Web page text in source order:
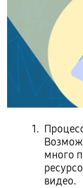
много
видео.